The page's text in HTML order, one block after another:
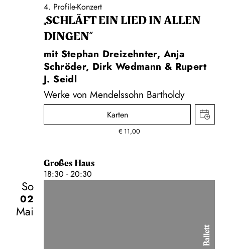
4. Profile-Konzert
„SCHLÄFT EIN LIED IN ALLEN
DINGEN“
mit Stephan Dreizehnter, Anja
Schröder, Dirk Wedmann & Rupert
J. Seidl
Werke von Mendelssohn Bartholdy
Karten
€ 11,00
Großes Haus
18:30 - 20:30
So
02
Mai
Ballett